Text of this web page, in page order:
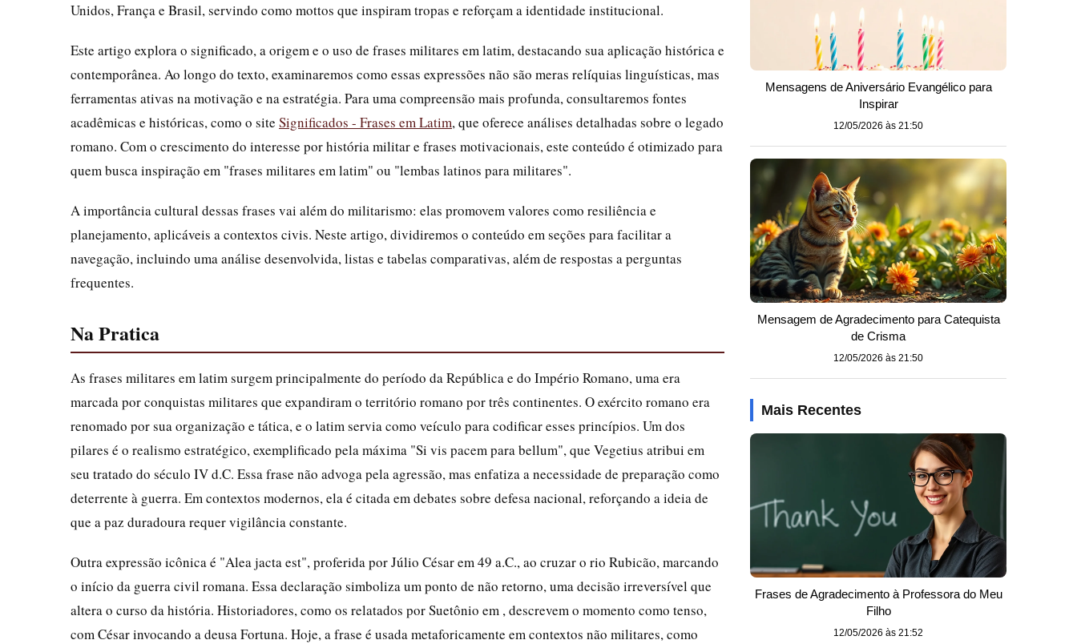
Unidos, França e Brasil, servindo como mottos que inspiram tropas e reforçam a identidade institucional.
Este artigo explora o significado, a origem e o uso de frases militares em latim, destacando sua aplicação histórica e
contemporânea. Ao longo do texto, examinaremos como essas expressões não são meras relíquias linguísticas, mas
ferramentas ativas na motivação e na estratégia. Para uma compreensão mais profunda, consultaremos fontes
acadêmicas e históricas, como o site Significados - Frases em Latim, que oferece análises detalhadas sobre o legado
romano. Com o crescimento do interesse por história militar e frases motivacionais, este conteúdo é otimizado para
quem busca inspiração em "frases militares em latim" ou "lembas latinos para militares".
A importância cultural dessas frases vai além do militarismo: elas promovem valores como resiliência e
planejamento, aplicáveis a contextos civis. Neste artigo, dividiremos o conteúdo em seções para facilitar a
navegação, incluindo uma análise desenvolvida, listas e tabelas comparativas, além de respostas a perguntas
frequentes.
Na Pratica
As frases militares em latim surgem principalmente do período da República e do Império Romano, uma era
marcada por conquistas militares que expandiram o território romano por três continentes. O exército romano era
renomado por sua organização e tática, e o latim servia como veículo para codificar esses princípios. Um dos
pilares é o realismo estratégico, exemplificado pela máxima "Si vis pacem para bellum", que Vegetius atribui em
seu tratado do século IV d.C. Essa frase não advoga pela agressão, mas enfatiza a necessidade de preparação como
deterrente à guerra. Em contextos modernos, ela é citada em debates sobre defesa nacional, reforçando a ideia de
que a paz duradoura requer vigilância constante.
Outra expressão icônica é "Alea jacta est", proferida por Júlio César em 49 a.C., ao cruzar o rio Rubicão, marcando
o início da guerra civil romana. Essa declaração simboliza um ponto de não retorno, uma decisão irreversível que
altera o curso da história. Historiadores, como os relatados por Suetônio em , descrevem o momento como tenso,
com César invocando a deusa Fortuna. Hoje, a frase é usada metaforicamente em contextos não militares, como
Mensagens de Aniversário Evangélico para
Inspirar
12/05/2026 às 21:50
Mensagem de Agradecimento para Catequista
de Crisma
12/05/2026 às 21:50
Mais Recentes
Frases de Agradecimento à Professora do Meu
Filho
12/05/2026 às 21:52